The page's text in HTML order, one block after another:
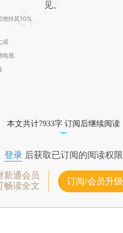
持其10%
成
电视
见。
本文共计7933字 订阅后继续阅读
登录后获取已订阅的阅读权限
新通会员
畅读全文
订阅/会员升级